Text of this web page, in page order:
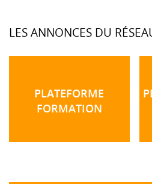
LES ANNONCES DU
PLATEFORME
FORMATION